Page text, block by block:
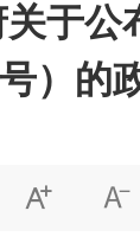
于
）的
 